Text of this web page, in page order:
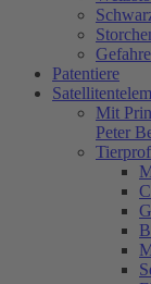
Patentiere
Mit
Peter